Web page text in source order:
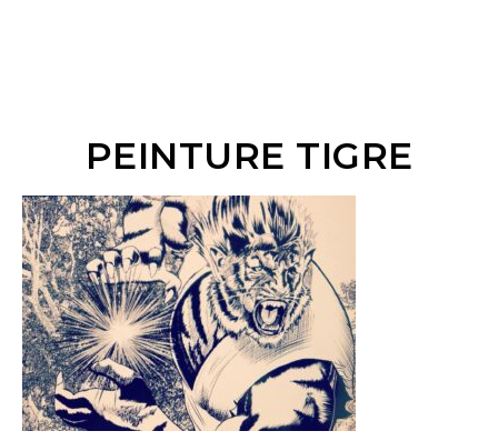
PEINTURE TIGRE